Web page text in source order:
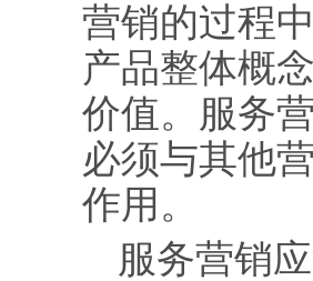
营销的过程
产品整体概
价值。服务
必须与其他
作用。
服务营销